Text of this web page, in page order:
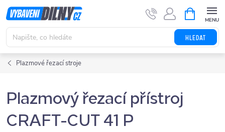
Přejít
na
obsah
HLEDAT
NÁKUPNÍ
KOŠÍK
Plazmové řezací stroje
Plazmový řezací přístroj
CRAFT-CUT 41 P